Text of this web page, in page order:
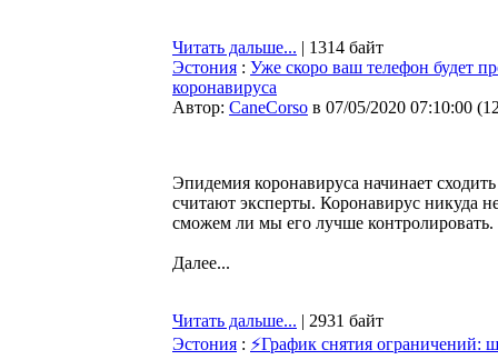
Читать дальше... | 1314 байт
Эстония : Уже скоро ваш телефон будет
коронавируса
Автор: CaneCorso в 07/05/2020 07:10:00 (
Эпидемия коронавируса начинает
считают эксперты. Коронавирус никуда
сможем ли мы его лучше
Далее...
Читать дальше... | 2931 байт
Эстония : ⚡График снятия ограничений: